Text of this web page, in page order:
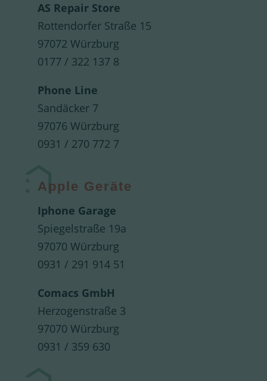
AS Repair Store
Rottendorfer Straße 15
97072 Würzburg
0177 / 322 137 8
Phone Line
Sandäcker 7
97076 Würzburg
0931 / 270 772 7
Apple Geräte
Iphone Garage
Spiegelstraße 19a
97070 Würzburg
0931 / 291 914 51
Comacs GmbH
Herzogenstraße 3
97070 Würzburg
0931 / 359 630